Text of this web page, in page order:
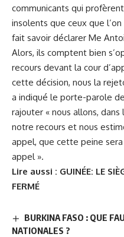
communicants qui
insolents que ceux que
fait savoir déclarer Me
Alors, ils comptent bien
recours devant la cour
cette décision, nous la
a indiqué le porte-parole
rajouter « nous allons,
notre recours et nous
appel, que cette peine
appel ».
Lire aussi : GUINÉE: LE
FERMÉ
BURKINA FASO : QUE
NATIONALES ?